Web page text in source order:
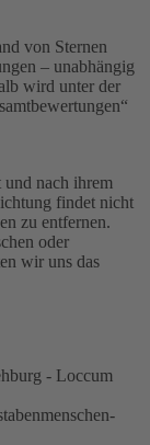
von Sternen
– unabhängig
wird unter der
nach ihrem
findet nicht
zu entfernen.
oder
wir uns das
- Loccum